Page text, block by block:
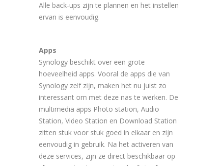
Alle back-ups zijn te plannen en het instellen
ervan is eenvoudig.
Apps
Synology beschikt over een grote
hoeveelheid apps. Vooral de apps die van
Synology zelf zijn, maken het nu juist zo
interessant om met deze nas te werken. De
multimedia apps Photo station, Audio
Station, Video Station en Download Station
zitten stuk voor stuk goed in elkaar en zijn
eenvoudig in gebruik. Na het activeren van
deze services, zijn ze direct beschikbaar op